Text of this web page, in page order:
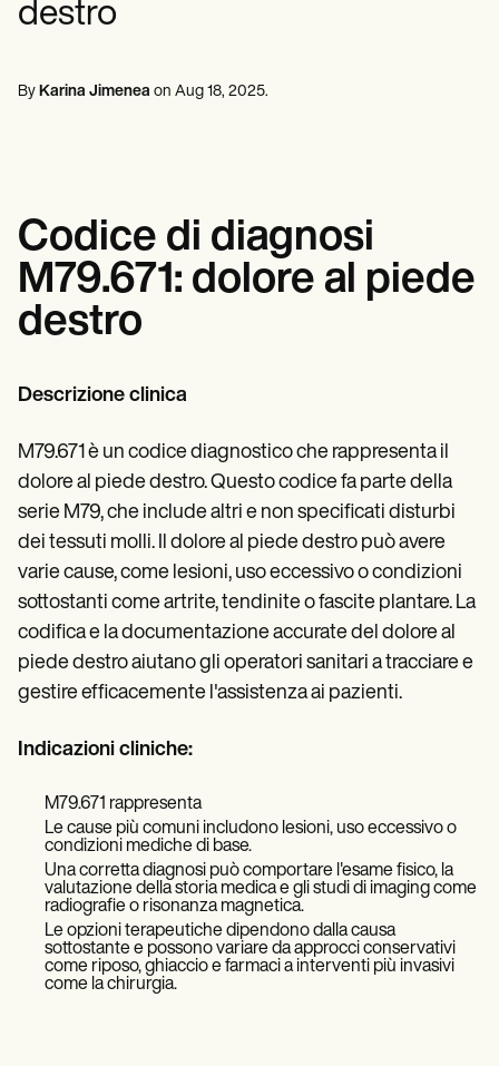
Professionisti della salute mentale
Assistenti sociali
Psicologi
Guide alle risorse
Confronto
Guide alle app
Codici ICD
Modello di nota SOAP
Social Work Treatment Plans
DAR Note Template
Patient Visit Summary Template
Help Center
Demos
Training Hub
Switch to Carepatron
Become a Partner
Pricing
Login
Insurance claims
Speech therapists
Life coaches
destro
By Karina Jimenea on Aug 18, 2025.
Codice di diagnosi
M79.671: dolore al piede
destro
Descrizione clinica
M79.671 è un codice diagnostico che rappresenta il
dolore al piede destro. Questo codice fa parte della
serie M79, che include altri e non specificati disturbi
dei tessuti molli. Il dolore al piede destro può avere
varie cause, come lesioni, uso eccessivo o condizioni
sottostanti come artrite, tendinite o fascite plantare. La
codifica e la documentazione accurate del dolore al
piede destro aiutano gli operatori sanitari a tracciare e
gestire efficacemente l'assistenza ai pazienti.
Indicazioni cliniche:
M79.671 rappresenta
Le cause più comuni includono lesioni, uso eccessivo o
condizioni mediche di base.
Una corretta diagnosi può comportare l'esame fisico, la
valutazione della storia medica e gli studi di imaging come
radiografie o risonanza magnetica.
Le opzioni terapeutiche dipendono dalla causa
sottostante e possono variare da approcci conservativi
come riposo, ghiaccio e farmaci a interventi più invasivi
come la chirurgia.